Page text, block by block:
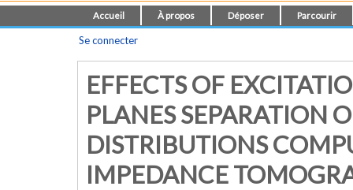
Accueil À propos Déposer Parcourir
Se connecter
EFFECTS OF
PLANES SEPARATION
DISTRIBUTIONS
IMPEDANCE